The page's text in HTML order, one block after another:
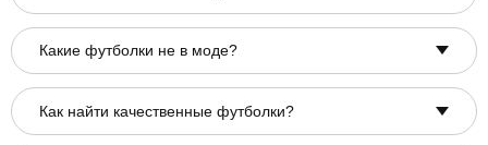
Какие футболки не в моде?
Как найти качественные футболки?